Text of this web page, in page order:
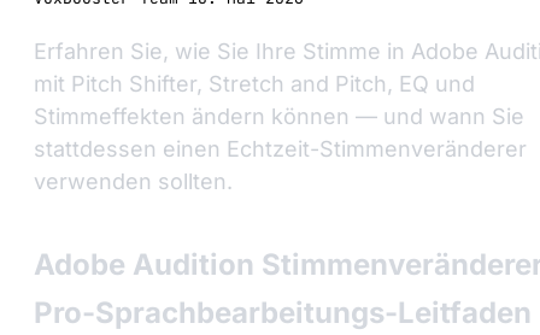
Erfahren Sie, wie Sie Ihre Stimme in Adobe
mit Pitch Shifter, Stretch and Pitch, EQ und
Stimmeffekten ändern können — und wann Sie
stattdessen einen Echtzeit-Stimmenveränderer
verwenden sollten.
Adobe Audition
Pro-Sprachbearbeitungs-Leitfaden